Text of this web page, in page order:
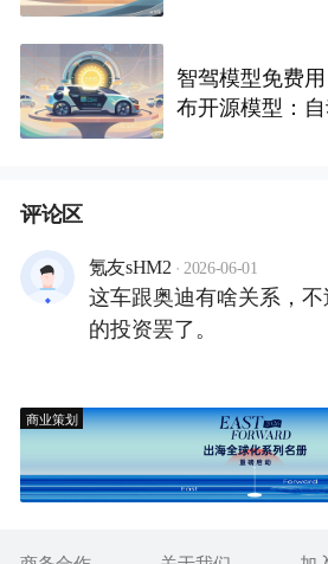
智驾模型免费
布开源模型：
评论区
氪友sHM2 · 2026-06-01
这车跟奥迪有啥关系，
的投资罢了。
商业策划